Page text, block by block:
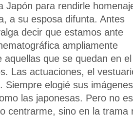
Japón para rendirle
a su esposa difunta. Antes
decir que estamos ante
ampliamente
aquellas que se quedan en
Las actuaciones, el
Siempre elogié sus
las japonesas. Pero no
centrarme, sino en la